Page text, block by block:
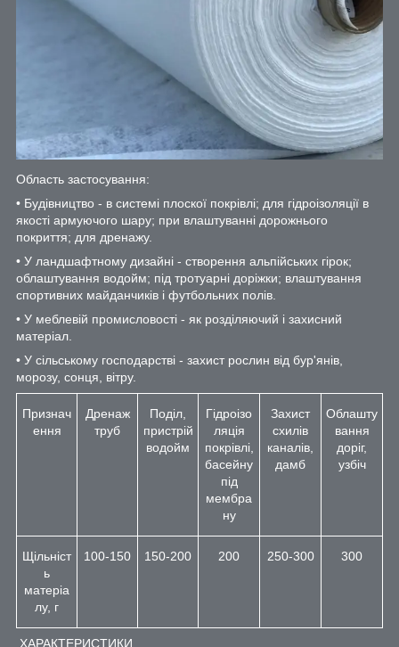
Область застосування:
• Будівництво - в системі плоскої покрівлі; для гідроізоляції в
якості армуючого шару; при влаштуванні дорожнього
покриття; для дренажу.
• У ландшафтному дизайні - створення альпійських гірок;
облаштування водойм; під тротуарні доріжки; влаштування
спортивних майданчиків і футбольних полів.
• У меблевій промисловості - як розділяючий і захисний
матеріал.
• У сільському господарстві - захист рослин від бур'янів,
морозу, сонця, вітру.
Признач
ення
Дренаж
труб
Поділ,
пристрій
водойм
Гідроізо
ляція
покрівлі,
басейну
під
мембра
ну
Захист
схилів
каналів,
дамб
Облашту
вання
доріг,
узбіч
Щільніст
ь
матеріа
лу, г
100-150 150-200 200 250-300 300
ХАРАКТЕРИСТИКИ